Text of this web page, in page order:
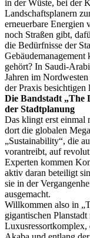
in der Wüste, bei der
Landschaftsplanern
erneuerbare Energien
noch Straßen gibt,
die Bedürfnisse der
gehört? In Saudi-
Jahren im
der Praxis besichtigen
Die Bandstadt „The
der Stadtplanung
Das klingt erst einmal
dort die globalen
„Sustainability“, die
vorantreibt, auf
Experten kommen
aktiv daran beteiligt
sie in der
ausgemacht.
Willkommen also in
gigantischen
Luxusressortkomplex,